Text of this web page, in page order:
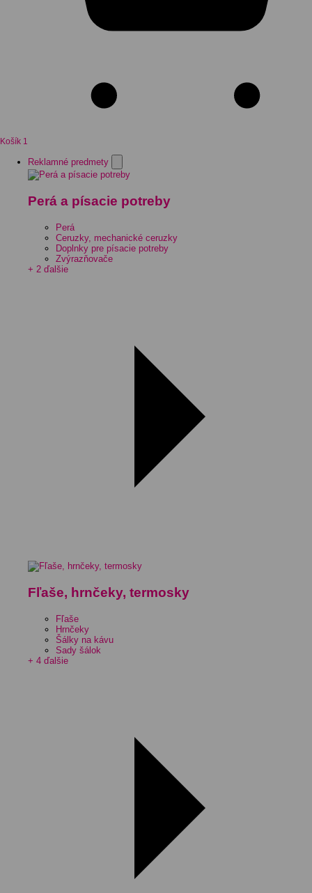
Košík 1
Reklamné predmety
Perá a písacie potreby
Perá
Ceruzky, mechanické ceruzky
Doplnky pre písacie potreby
Zvýrazňovače
+ 2 ďalšie
Fľaše, hrnčeky, termosky
Fľaše
Hrnčeky
Šálky na kávu
Sady šálok
+ 4 ďalšie